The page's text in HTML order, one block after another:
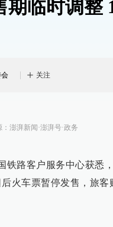
期临时调整
关注
澎湃新闻·澎湃号·政务
铁路客户服务中心获悉
火车票暂停发售，旅客